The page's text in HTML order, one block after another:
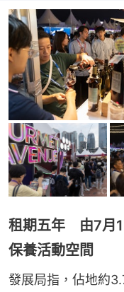
租期五年 由7月
保養活動空間
發展局指，佔地約